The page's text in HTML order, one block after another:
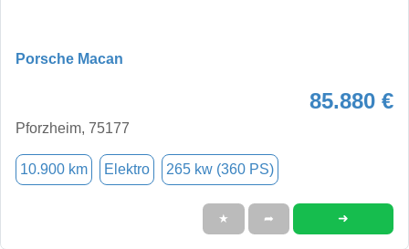
Porsche Macan
85.880 €
Pforzheim, 75177
10.900 km Elektro 265 kw (360 PS)
★ ➦ ➜